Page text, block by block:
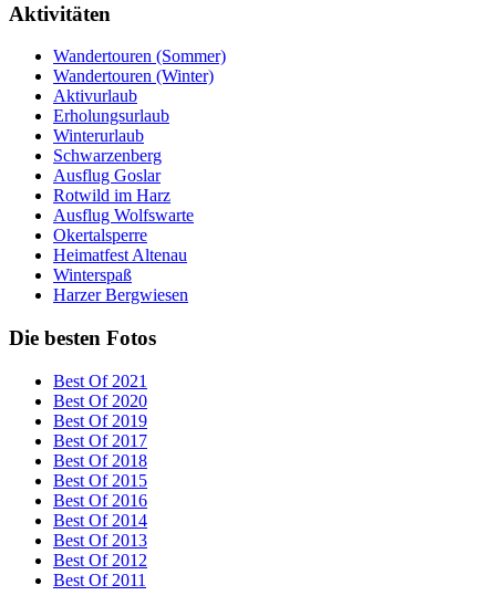
Aktivitäten
Wandertouren (Sommer)
Wandertouren (Winter)
Aktivurlaub
Erholungsurlaub
Winterurlaub
Schwarzenberg
Ausflug Goslar
Rotwild im Harz
Ausflug Wolfswarte
Okertalsperre
Heimatfest Altenau
Winterspaß
Harzer Bergwiesen
Die besten Fotos
Best Of 2021
Best Of 2020
Best Of 2019
Best Of 2017
Best Of 2018
Best Of 2015
Best Of 2016
Best Of 2014
Best Of 2013
Best Of 2012
Best Of 2011